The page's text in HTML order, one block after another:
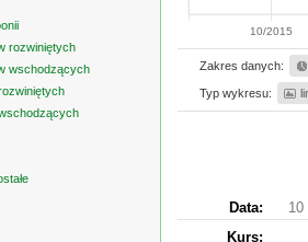
10/2015
Zakres danych:
Typ wykresu:
Data:
10
Kurs:
rozwiniętych
wschodzących